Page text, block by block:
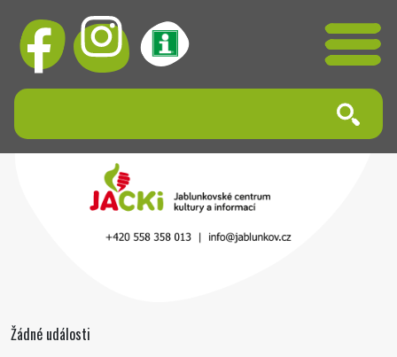
Žádné události